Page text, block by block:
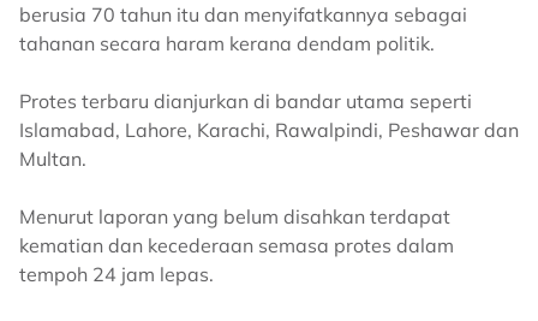
berusia 70 tahun itu dan menyifatkannya sebagai
tahanan secara haram kerana dendam politik.
Protes terbaru dianjurkan di bandar utama seperti
Islamabad, Lahore, Karachi, Rawalpindi, Peshawar dan
Multan.
Menurut laporan yang belum disahkan terdapat
kematian dan kecederaan semasa protes dalam
tempoh 24 jam lepas.